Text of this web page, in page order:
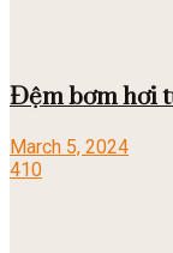
Đệm bơm hơi
March 5, 2024
410